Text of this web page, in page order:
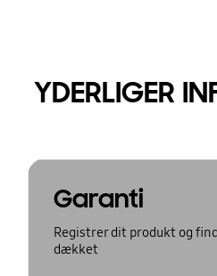
YDERLIGER
Garanti
Registrer dit produkt og
dækket